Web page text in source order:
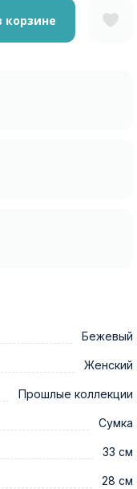
корзине
Бежевый
Женский
Прошлые коллекции
Сумка
33 см
28 см